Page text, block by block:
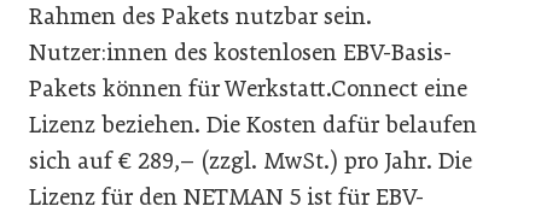
Rahmen des Pakets nutzbar sein.
Nutzer:innen des kostenlosen EBV-Basis-
Pakets können für Werkstatt.Connect eine
Lizenz beziehen. Die Kosten dafür belaufen
sich auf € 289,– (zzgl. MwSt.) pro Jahr. Die
Lizenz für den NETMAN 5 ist für EBV-